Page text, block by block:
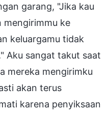
garang, "Jika kau
mengirimmu ke
keluargamu tidak
Aku sangat takut saat
mereka mengirimku
akan terus
karena penyiksaan